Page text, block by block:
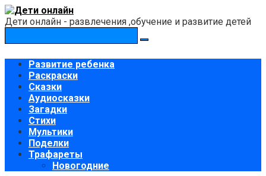
Перейти
к
Дети онлайн - развлечения ,обучение и развитие детей
Развитие ребенка
Раскраски
Сказки
Аудиосказки
Загадки
Стихи
Мультики
Поделки
Трафареты
Новогодние